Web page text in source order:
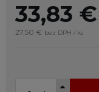
33,83 €
27,50 € bez DPH / ks